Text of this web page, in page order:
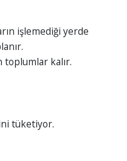
işlemediği yerde
toplumlar kalır.
tüketiyor.